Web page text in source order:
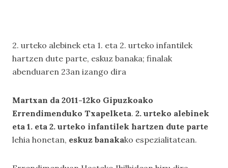
2. urteko alebinek eta 1. eta 2. urteko infantilek
hartzen dute parte, eskuz banaka; finalak
abenduaren 23an izango dira
Martxan da 2011-12ko Gipuzkoako
Errendimenduko Txapelketa. 2. urteko alebinek
eta 1. eta 2. urteko infantilek hartzen dute parte
lehia honetan, eskuz banakako espezialitatean.